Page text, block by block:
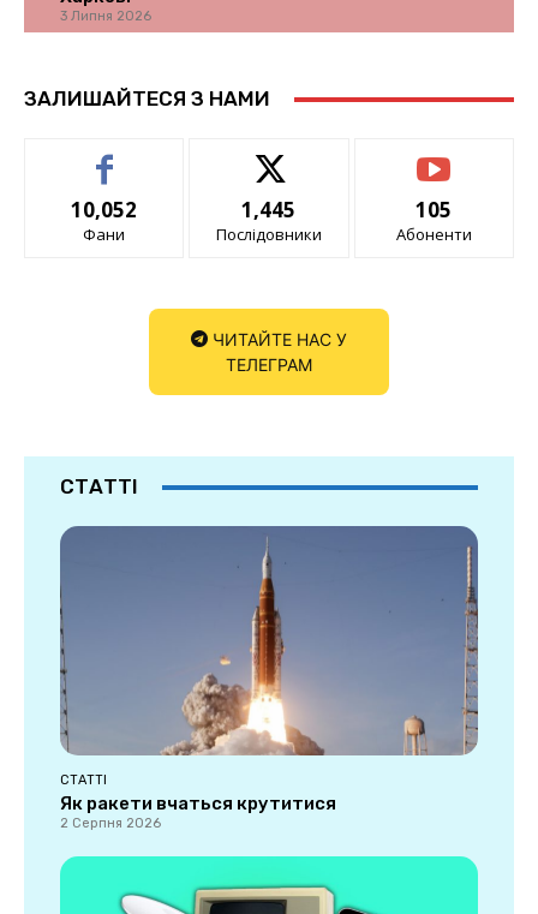
3 Липня 2026
ЗАЛИШАЙТЕСЯ З НАМИ
10,052
Фани
1,445
Послідовники
105
Абоненти
ЧИТАЙТЕ НАС У
ТЕЛЕГРАМ
СТАТТІ
СТАТТІ
Як ракети вчаться крутитися
2 Серпня 2026